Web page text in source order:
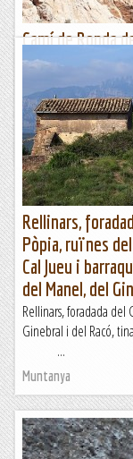
Camí de Ronda
Cova d'en Gispert
Distància: 6,25 km -
circularWIKILOC:
l'aparcament de
Fent senderisme
Rellinars,
Pòpia, ruïnes
Cal Jueu i
del Manel, del
Rellinars, foradada
Ginebral i del Racó,
...
Muntanya